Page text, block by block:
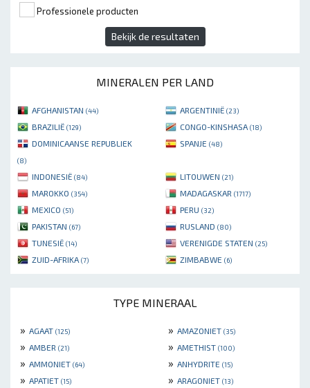
Professionele producten
Bekijk de resultaten
MINERALEN PER LAND
AFGHANISTAN (44) ARGENTINIË (23)
BRAZILIË (129) CONGO-KINSHASA (18)
DOMINICAANSE REPUBLIEK
(8)
SPANJE (48)
INDONESIË (84) LITOUWEN (21)
MAROKKO (354) MADAGASKAR (1717)
MEXICO (51) PERU (32)
PAKISTAN (67) RUSLAND (80)
TUNESIË (14) VERENIGDE STATEN (25)
ZUID-AFRIKA (7) ZIMBABWE (6)
TYPE MINERAAL
» AGAAT (125) » AMAZONIET (35)
» AMBER (21) » AMETHIST (100)
» AMMONIET (64) » ANHYDRITE (15)
» APATIET (15) » ARAGONIET (13)